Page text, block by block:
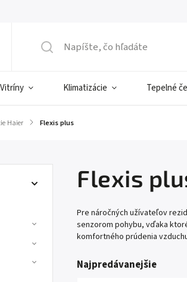
Vitríny Klimatizácie Tepelné
Haier / Flexis plus
Flexis
Pre náročných užívateľov
senzorom pohybu, vďaka
komfortného prúdenia
Najpredávanejšie